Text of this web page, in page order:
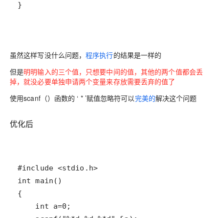
}
虽然这样写没什么问题，程序执行的结果是一样的
但是明明输入的三个值，只想要中间的值，其他的两个值都会丢
掉，就没必要单独申请两个变量来存放需要丢弃的值了
使用scanf（）函数的 ‘ * ’赋值忽略符可以完美的解决这个问题
优化后
#include <stdio.h>